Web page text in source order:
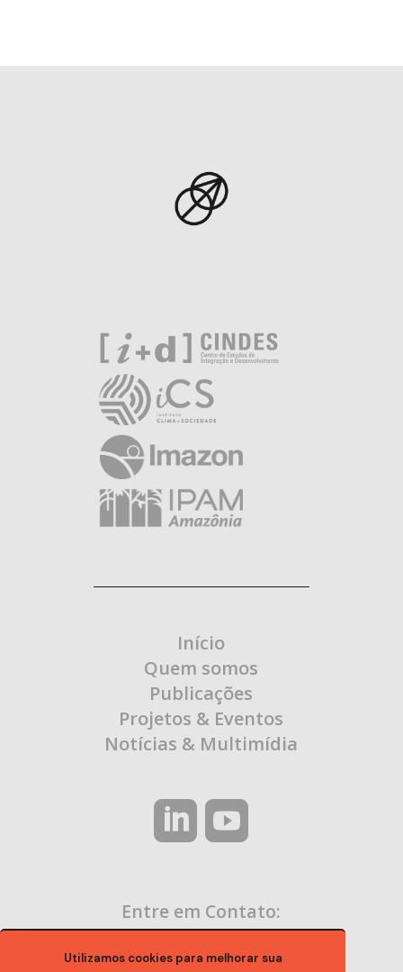
Utilizamos cookies para melhorar sua
Início
Quem somos
Publicações
Projetos & Eventos
Notícias & Multimídia
Entre em Contato: